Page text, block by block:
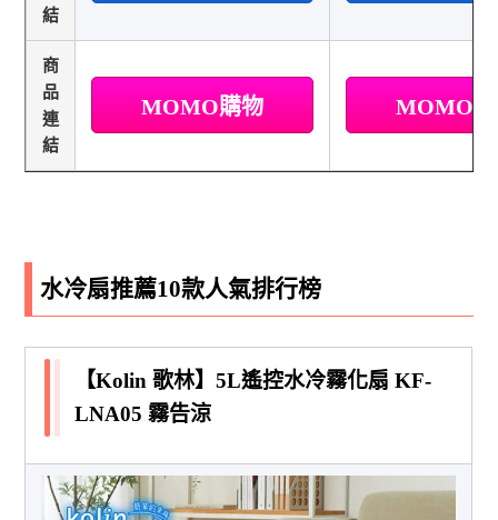
結
商
品
連
結
MOMO購物 MOMO
水冷扇推薦10款人氣排行榜
【Kolin 歌林】5L遙控水冷霧化扇 KF-
LNA05 霧告涼